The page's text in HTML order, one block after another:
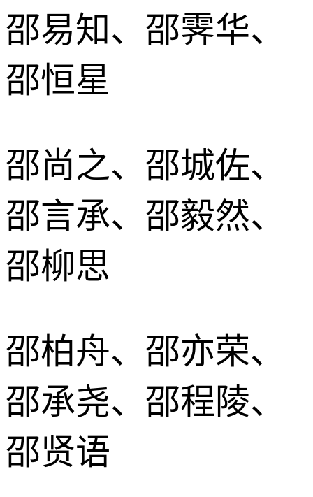
邵易知、邵霁华、
邵恒星
邵尚之、邵城佐、
邵言承、邵毅然、
邵柳思
邵柏舟、邵亦荣、
邵承尧、邵程陵、
邵贤语